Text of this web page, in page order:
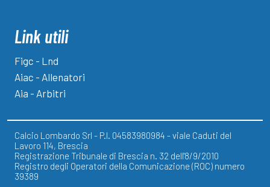
Link utili
Figc - Lnd
Aiac - Allenatori
Aia - Arbitri
Calcio Lombardo Srl - P.I. 04583980984 - viale Caduti del
Lavoro 114, Brescia
Registrazione Tribunale di Brescia n. 32 dell'8/9/2010
Registro degli Operatori della Comunicazione (ROC) numero
39389